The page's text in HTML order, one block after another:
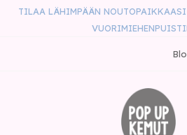
TILAA LÄHIMPÄÄN